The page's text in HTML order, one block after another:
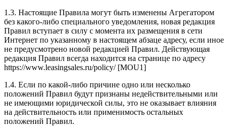
1.3. Настоящие Правила могут быть изменены Агрегатором
без какого-либо специального уведомления, новая редакция
Правил вступает в силу с момента их размещения в сети
Интернет по указанному в настоящем абзаце адресу, если иное
не предусмотрено новой редакцией Правил. Действующая
редакция Правил всегда находится на странице по адресу
https://www.leasingsales.ru/policy/ [MOU1]
1.4. Если по какой-либо причине одно или несколько
положений Правил будут признаны недействительными или
не имеющими юридической силы, это не оказывает влияния
на действительность или применимость остальных
положений Правил.